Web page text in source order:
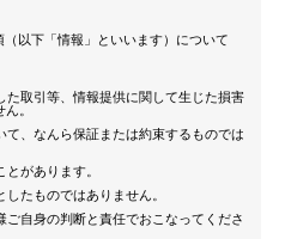
以下「情報」といいます）について
た取引等、情報提供に関して生じた損害
。
て、なんら保証または約束するものでは
があります。
たものではありません。
自身の判断と責任でおこなってくださ